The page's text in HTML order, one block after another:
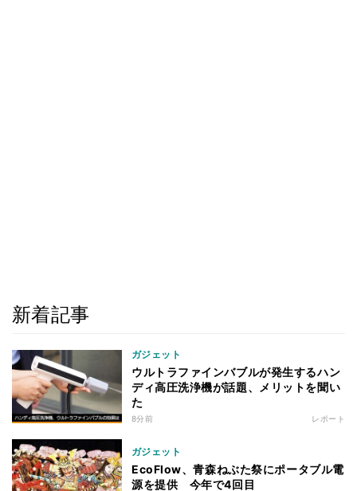
新着記事
ガジェット
ウルトラファインバブルが発生するハン
ディ高圧洗浄機が話題、メリットを聞い
た
8分前 レポート
ガジェット
EcoFlow、青森ねぶた祭にポータブル電
源を提供 今年で4回目